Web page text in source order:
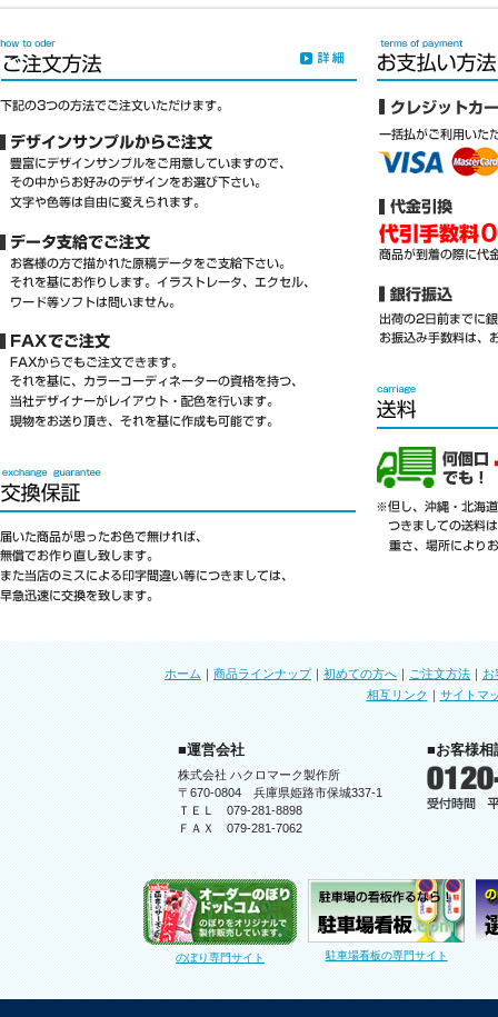
ホーム 商品ラインナップ｜ 初めての方へ ご注文方法
お
相互リンク
サイトマ
■運営会社
株式会社 ハクロマーク製作所
〒670-0804 兵庫県姫路市保城337-1
ＴＥＬ 079-281-8898
ＦＡＸ 079-281-7062
■お客様相
のぼり専門サイト 駐車場看板の専門サイト